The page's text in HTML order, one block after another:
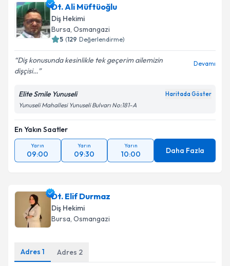
Dt. Ali Müftüoğlu
Diş Hekimi
Bursa, Osmangazi
5 (129 Değerlendirme)
Diş konusunda kesinlikle tek geçerim ailemizin
dişçisi…
Devamı
Elite Smile Yunuseli Haritada Göster
Yunuseli Mahallesi Yunuseli Bulvarı No:181-A
En Yakın Saatler
Yarın
09:00
Yarın
09:30
Yarın
10:00 Daha Fazla
Dt. Elif Durmaz
Diş Hekimi
Bursa, Osmangazi
Adres 1 Adres 2